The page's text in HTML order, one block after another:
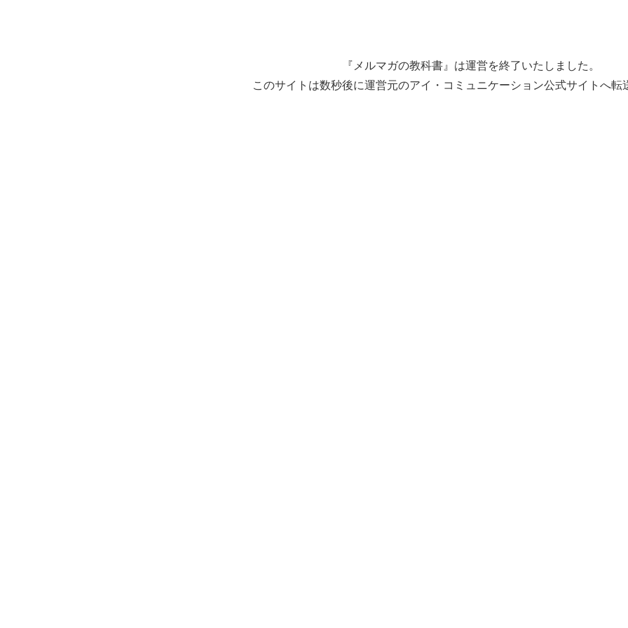
『メルマガの教科書』は運営を終了いたしました。
このサイトは数秒後に運営元のアイ・コミュニケーション公式サイトへ転